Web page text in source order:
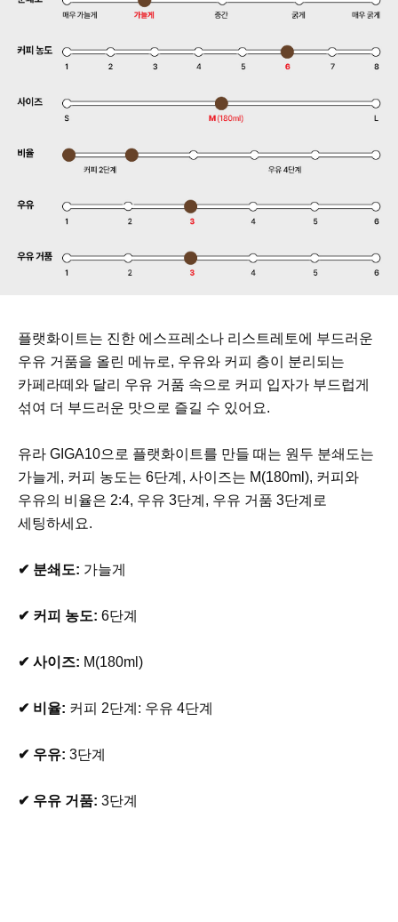
플랫화이트는 진한 에스프레소나 리스트레토에 부드러운
우유 거품을 올린 메뉴로, 우유와 커피 층이 분리되는
카페라떼와 달리 우유 거품 속으로 커피 입자가 부드럽게
섞여 더 부드러운 맛으로 즐길 수 있어요.
유라 GIGA10으로 플랫화이트를 만들 때는 원두 분쇄도는
가늘게, 커피 농도는 6단계, 사이즈는 M(180ml), 커피와
우유의 비율은 2:4, 우유 3단계, 우유 거품 3단계로
세팅하세요.
✔ 분쇄도: 가늘게
✔ 커피 농도: 6단계
✔ 사이즈: M(180ml)
✔ 비율: 커피 2단계: 우유 4단계
✔ 우유: 3단계
✔ 우유 거품: 3단계